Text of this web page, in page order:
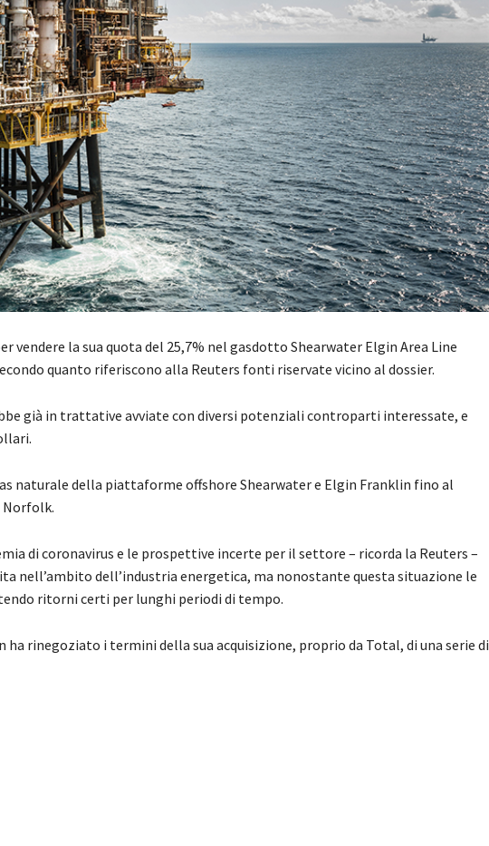
la sua quota del 25,7% nel gasdotto Shearwater Elgin Area Line
quanto riferiscono alla Reuters fonti riservate vicino al dossier.
già in trattative avviate con diversi potenziali controparti interessate, e
naturale della piattaforme offshore Shearwater e Elgin Franklin fino al
Norfolk.
di coronavirus e le prospettive incerte per il settore – ricorda la Reuters –
nell’ambito dell’industria energetica, ma nonostante questa situazione le
ritorni certi per lunghi periodi di tempo.
rinegoziato i termini della sua acquisizione, proprio da Total, di una serie di